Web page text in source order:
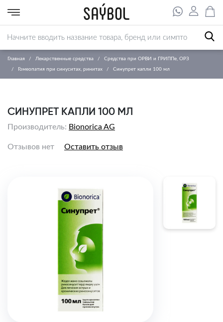
Главная Лекарственные средства Средства при ОРВИ и ГРИППе, ОРЗ
Гомеопатия при синуситах, ринитах Синупрет капли 100 мл
СИНУПРЕТ КАПЛИ 100 МЛ
Производитель: Bionorica AG
Отзывов нет Оставить отзыв